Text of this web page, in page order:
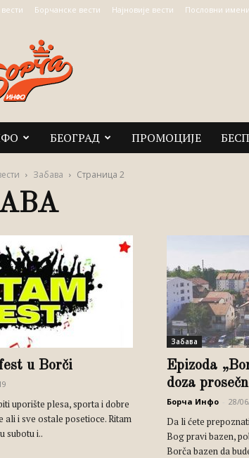
Борчанске вести Најновије вести Пословни
БЕОГРАД ПРОМОЦИЈЕ
Забава Страница 2
u Borči
uporište plesa, sporta i dobre
ali i sve ostale posetioce. Ritam
subotu i..
Забава
Epizoda
doza
Борча Инфо 28/
Da li ćete
Bog pravi bazen,
Borča bazen da